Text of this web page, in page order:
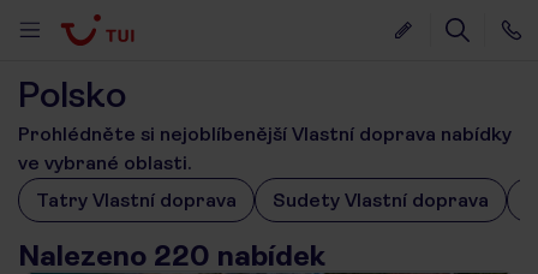
Polsko
Prohlédněte si nejoblíbenější Vlastní doprava nabídky
ve vybrané oblasti.
Tatry Vlastní doprava
Sudety Vlastní doprava
Nalezeno 220 nabídek